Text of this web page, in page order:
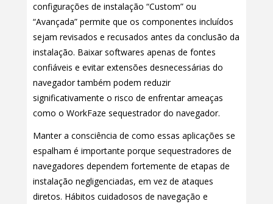
configurações de instalação “Custom” ou
“Avançada” permite que os componentes incluídos
sejam revisados e recusados antes da conclusão da
instalação. Baixar softwares apenas de fontes
confiáveis e evitar extensões desnecessárias do
navegador também podem reduzir
significativamente o risco de enfrentar ameaças
como o WorkFaze sequestrador do navegador.
Manter a consciência de como essas aplicações se
espalham é importante porque sequestradores de
navegadores dependem fortemente de etapas de
instalação negligenciadas, em vez de ataques
diretos. Hábitos cuidadosos de navegação e